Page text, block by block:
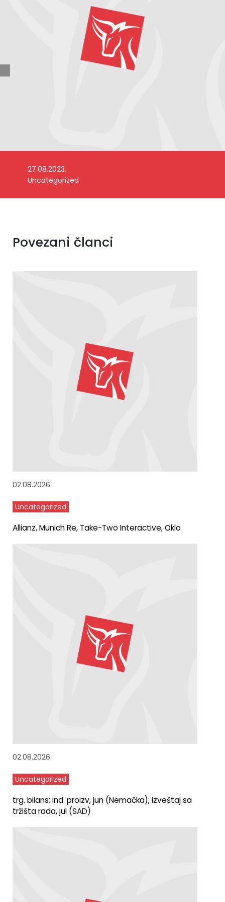
27.08.2023.
Uncategorized
Povezani članci
02.08.2026
Uncategorized
Allianz, Munich Re, Take-Two Interactive, Oklo
02.08.2026
Uncategorized
trg. bilans; ind. proizv, jun (Nemačka); izveštaj sa
tržišta rada, jul (SAD)